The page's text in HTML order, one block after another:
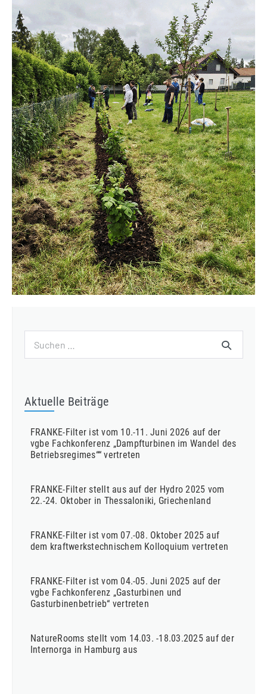
nach:
Aktuelle Beiträge
FRANKE-Filter ist vom 10.-11. Juni 2026 auf der
vgbe Fachkonferenz „Dampfturbinen im Wandel des
Betriebsregimes““ vertreten
FRANKE-Filter stellt aus auf der Hydro 2025 vom
22.-24. Oktober in Thessaloniki, Griechenland
FRANKE-Filter ist vom 07.-08. Oktober 2025 auf
dem kraftwerkstechnischem Kolloquium vertreten
FRANKE-Filter ist vom 04.-05. Juni 2025 auf der
vgbe Fachkonferenz „Gasturbinen und
Gasturbinenbetrieb“ vertreten
NatureRooms stellt vom 14.03. -18.03.2025 auf der
Internorga in Hamburg aus